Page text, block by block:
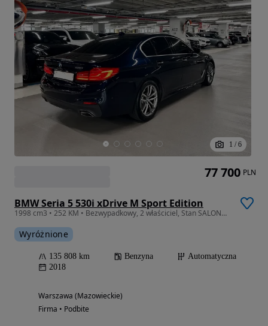
1 / 6
BMW Seria 5 530i xDrive M Sport Edition
1998 cm3 • 252 KM • Bezwypadkowy, 2 właściciel, Stan SALONOWY, M Package Plus xDrive
Wyróżnione
135 808 km Benzyna
Automatyczna
2018
Warszawa (Mazowieckie)
Firma • Podbite
77 700 PLN